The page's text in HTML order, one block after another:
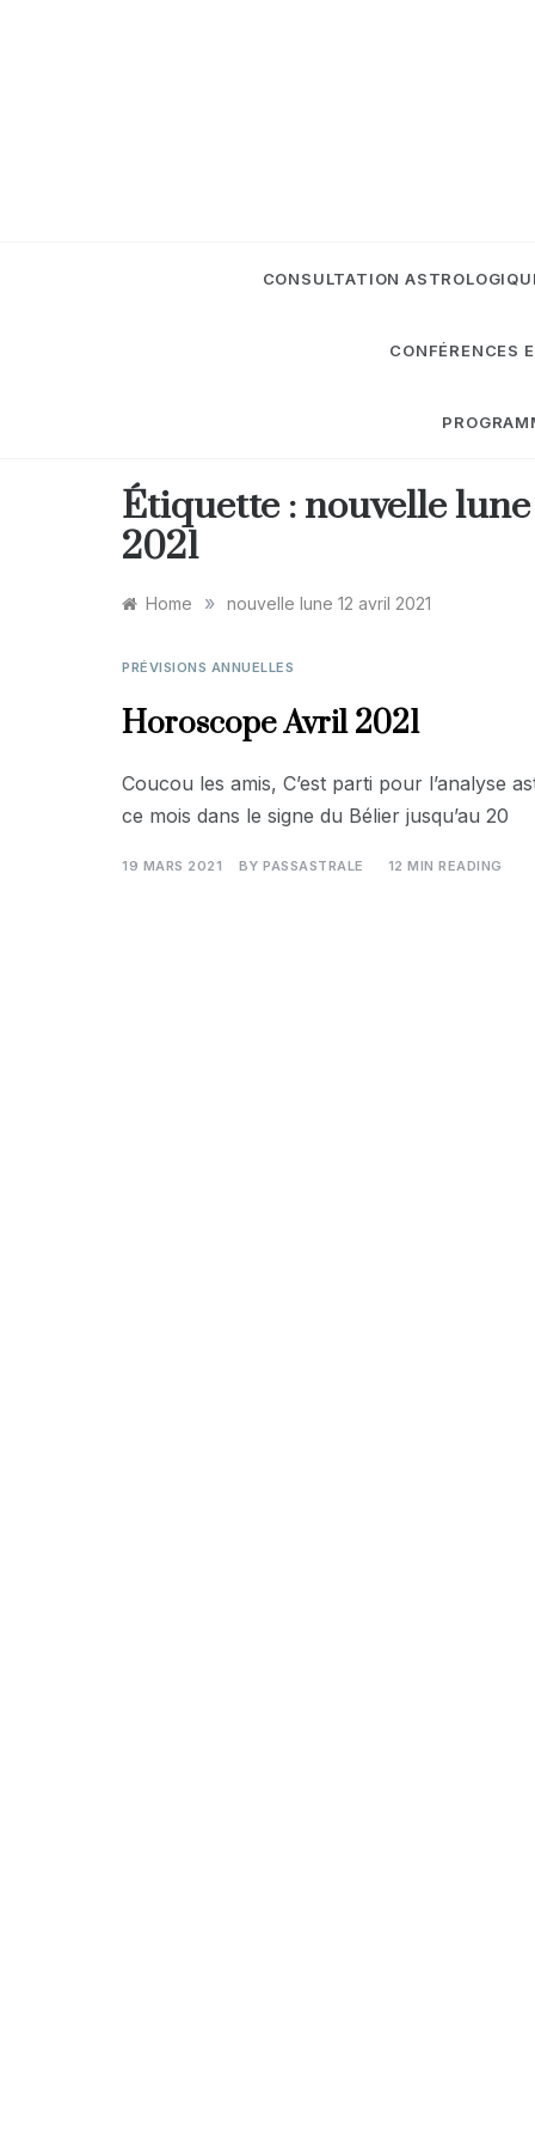
CONSULTATION
CONFÉRENCES
Étiquette : nouvelle
2021
Home » nouvelle lune 12 avril 2021
PRÉVISIONS ANNUELLES
Horoscope Avril 2021
Coucou les amis, C’est parti pour l’analyse
ce mois dans le signe du Bélier jusqu’au 20
19 MARS 2021 BY PASSASTRALE 12 MIN READING